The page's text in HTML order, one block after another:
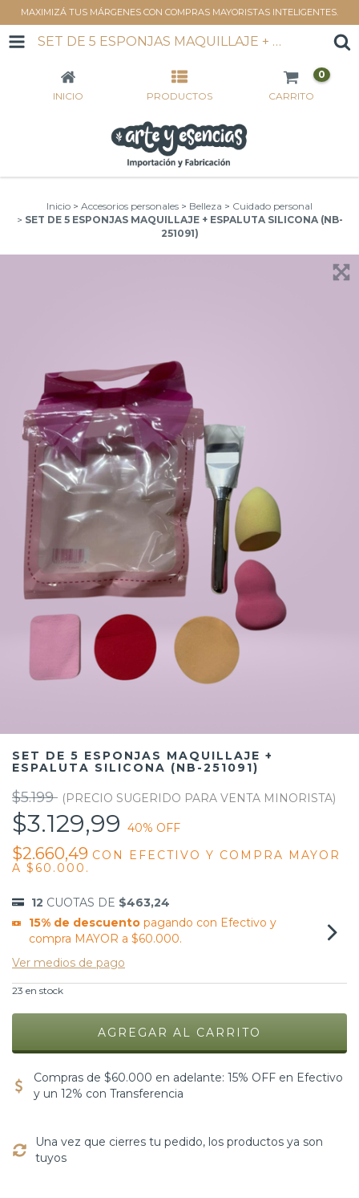
MAXIMIZÁ TUS MÁRGENES CON COMPRAS MAYORISTAS INTELIGENTES.
SET DE 5 ESPONJAS MAQUILLAJE + ESPALUTA SILICONA (NB-251091)
INICIO PRODUCTOS CARRITO
0
Inicio > Accesorios personales > Belleza > Cuidado personal
> SET DE 5 ESPONJAS MAQUILLAJE + ESPALUTA SILICONA (NB-
251091)
SET DE 5 ESPONJAS MAQUILLAJE +
ESPALUTA SILICONA (NB-251091)
$5.199
$3.129,99 40% OFF
$2.660,49 CON
EFECTIVO Y COMPRA MAYOR
A $60.000.
12 CUOTAS DE $463,24
15% de descuentopagando con Efectivo y
compra MAYOR a $60.000.
Ver medios de pago
23 en stock
Compras de $60.000 en adelante: 15% OFF en Efectivo
y un 12% con Transferencia
Una vez que cierres tu pedido, los productos ya son
tuyos